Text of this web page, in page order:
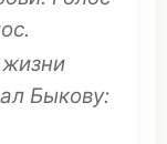
Быкову: